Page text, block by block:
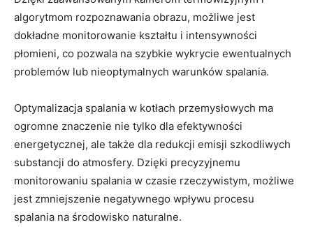
algorytmom rozpoznawania obrazu, możliwe ​jest
dokładne ‍monitorowanie kształtu⁤ i ⁤intensywności
płomieni, ‍co pozwala na szybkie wykrycie ewentualnych
‌problemów lub nieoptymalnych⁢ warunków ​spalania.
Optymalizacja spalania w ⁤kotłach przemysłowych ma​
ogromne⁢ znaczenie nie⁤ tylko‌ dla efektywności
energetycznej, ⁢ale także dla redukcji emisji szkodliwych
substancji do atmosfery. Dzięki⁢ precyzyjnemu
monitorowaniu spalania w⁣ czasie ⁤rzeczywistym, możliwe
‍jest zmniejszenie​ negatywnego wpływu procesu
spalania‍ na środowisko naturalne.